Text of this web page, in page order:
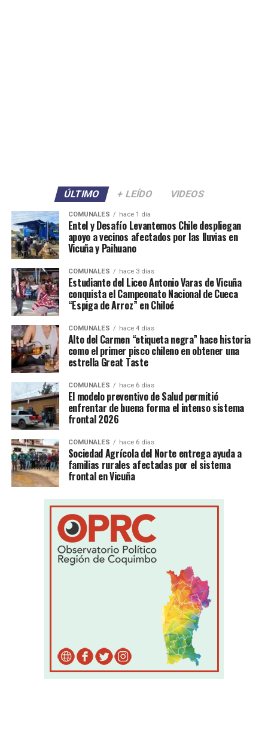
ÚLTIMO + LEÍDO VIDEOS
COMUNALES hace 1 día
Entel y Desafío Levantemos Chile despliegan
apoyo a vecinos afectados por las lluvias en
Vicuña y Paihuano
COMUNALES hace 3 días
Estudiante del Liceo Antonio Varas de Vicuña
conquista el Campeonato Nacional de Cueca
“Espiga de Arroz” en Chiloé
COMUNALES hace 4 días
Alto del Carmen “etiqueta negra” hace historia
como el primer pisco chileno en obtener una
estrella Great Taste
COMUNALES hace 6 días
El modelo preventivo de Salud permitió
enfrentar de buena forma el intenso sistema
frontal 2026
COMUNALES hace 6 días
Sociedad Agrícola del Norte entrega ayuda a
familias rurales afectadas por el sistema
frontal en Vicuña